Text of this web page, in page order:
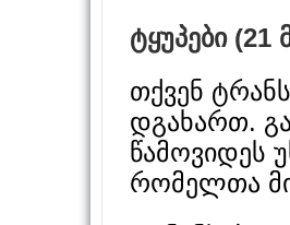
ტყუპები (21
თქვენ
დგახართ.
წამოვიდეს
რომელთა